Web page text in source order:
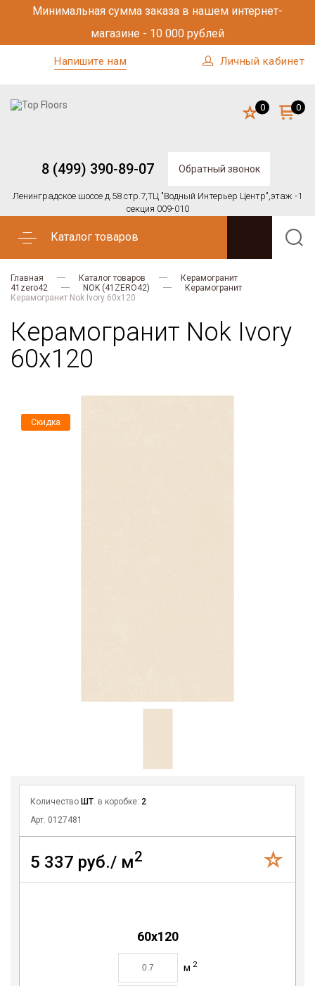
Минимальная сумма заказа в нашем интернет-
магазине - 10 000 рублей
Напишите нам Личный кабинет
8 (499) 390-89-07 Обратный звонок
Ленинградское шоссе д.58 стр.7,ТЦ "Водный Интерьер Центр",этаж -1
секция 009-010
0 0
Каталог товаров
Главная Каталог товаров
Керамогранит
41zero42
NOK (41ZERO42)
Керамогранит
Керамогранит Nok Ivory 60x120
Керамогранит Nok Ivory
60x120
Скидка
Количество ШТ . в коробке: 2
Арт. 0127481
5 337 руб./ м2
60x120
м 2